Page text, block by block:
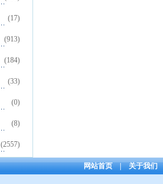
(17)
(913)
(184)
(33)
(0)
(8)
(2557)
网站首页|关于我们